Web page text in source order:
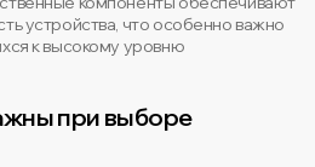
устройства, что особенно важно
к высокому уровню
при выборе